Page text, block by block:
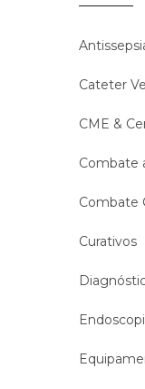
Cateter
CME &
Combate
Combate
Curativos